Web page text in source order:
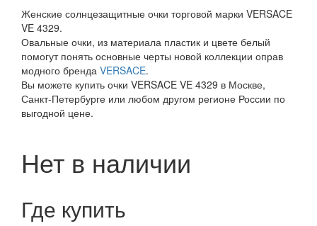
Женские солнцезащитные очки торговой марки VERSACE
VE 4329.
Овальные очки, из материала пластик и цвете белый
помогут понять основные черты новой коллекции оправ
модного бренда VERSACE.
Вы можете купить очки VERSACE VE 4329 в Москве,
Санкт-Петербурге или любом другом регионе России по
выгодной цене.
Нет в наличии
Где купить